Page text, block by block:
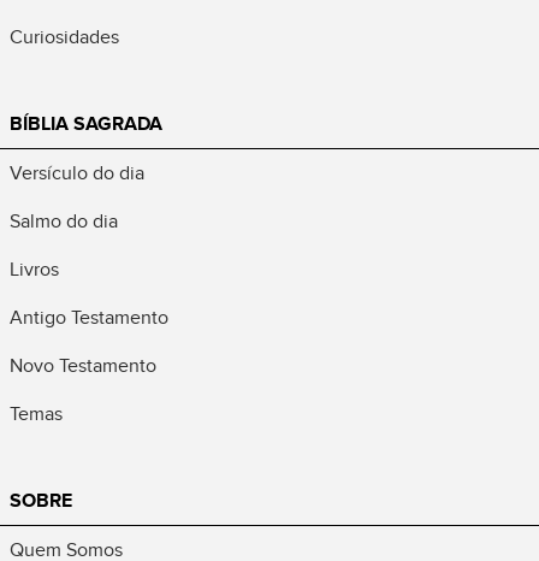
Curiosidades
BÍBLIA SAGRADA
Versículo do dia
Salmo do dia
Livros
Antigo Testamento
Novo Testamento
Temas
SOBRE
Quem Somos